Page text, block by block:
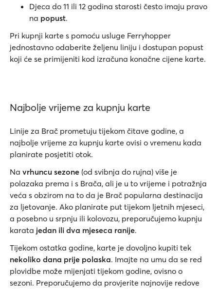
Djeca do 11 ili 12 godina starosti često imaju pravo
na popust.
Pri kupnji karte s pomoću usluge Ferryhopper
jednostavno odaberite željenu liniju i dostupan popust
koji će se primijeniti kod izračuna konačne cijene karte.
Najbolje vrijeme za kupnju karte
Linije za Brač prometuju tijekom čitave godine, a
najbolje vrijeme za kupnju karte ovisi o vremenu kada
planirate posjetiti otok.
Na vrhuncu sezone (od svibnja do rujna) više je
polazaka prema i s Brača, ali je u to vrijeme i potražnja
veća s obzirom na to da je Brač popularna destinacija
za ljetovanje. Ako planirate put tijekom ljetnih mjeseci,
a posebno u srpnju ili kolovozu, preporučujemo kupnju
karata jedan ili dva mjeseca ranije.
Tijekom ostatka godine, karte je dovoljno kupiti tek
nekoliko dana prije polaska. Imajte na umu da se red
plovidbe može mijenjati tijekom godine, ovisno o
sezoni. Preporučujemo da provjerite najnovije redove